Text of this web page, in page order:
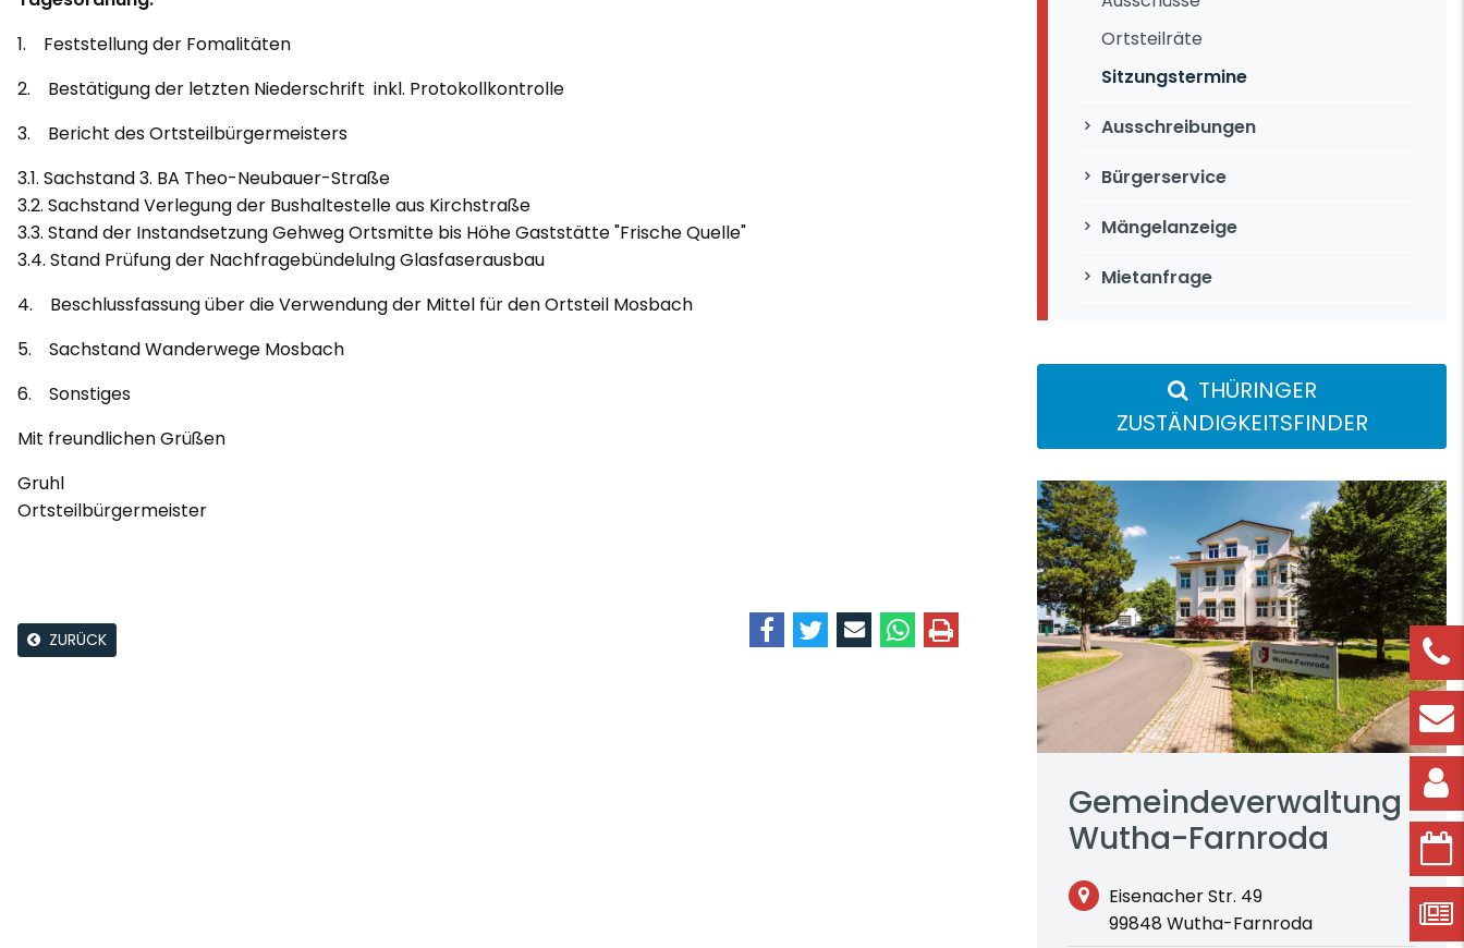
1. Feststellung der Fomalitäten
2. Bestätigung der letzten Niederschrift inkl. Protokollkontrolle
3. Bericht des Ortsteilbürgermeisters
3.1. Sachstand 3. BA Theo-Neubauer-Straße
3.2. Sachstand Verlegung der Bushaltestelle aus Kirchstraße
3.3. Stand der Instandsetzung Gehweg Ortsmitte bis Höhe Gaststätte "Frische Quelle"
3.4. Stand Prüfung der Nachfragebündelulng Glasfaserausbau
4. Beschlussfassung über die Verwendung der Mittel für den Ortsteil Mosbach
5. Sachstand Wanderwege Mosbach
6. Sonstiges
Mit freundlichen Grüßen
Gruhl
Ortsteilbürgermeister
ZURÜCK
Ortsteilräte
Sitzungstermine
Ausschreibungen
Bürgerservice
Mängelanzeige
Mietanfrage
THÜRINGER
ZUSTÄNDIGKEITSFINDER
Gemeindeverwaltung
Wutha-Farnroda
Eisenacher Str. 49
99848 Wutha-Farnroda